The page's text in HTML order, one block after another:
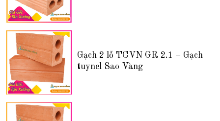
Gạch 2 lỗ TCVN GR 2.1 – Gạch
tuynel Sao Vàng